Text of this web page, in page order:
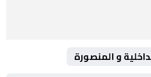
و المنصورة